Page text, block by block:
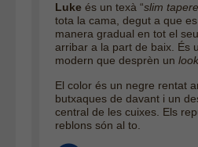
Luke és un texà “slim
tota la cama, degut a que
manera gradual en tot el
arribar a la part de baix. És
modern que desprèn un look
El color és un negre rentat
butxaques de davant i un
central de les cuixes. Els
reblons són al to.